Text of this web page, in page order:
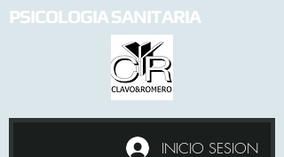
INICIO SESION
PSICOLOGIA SANITARIA